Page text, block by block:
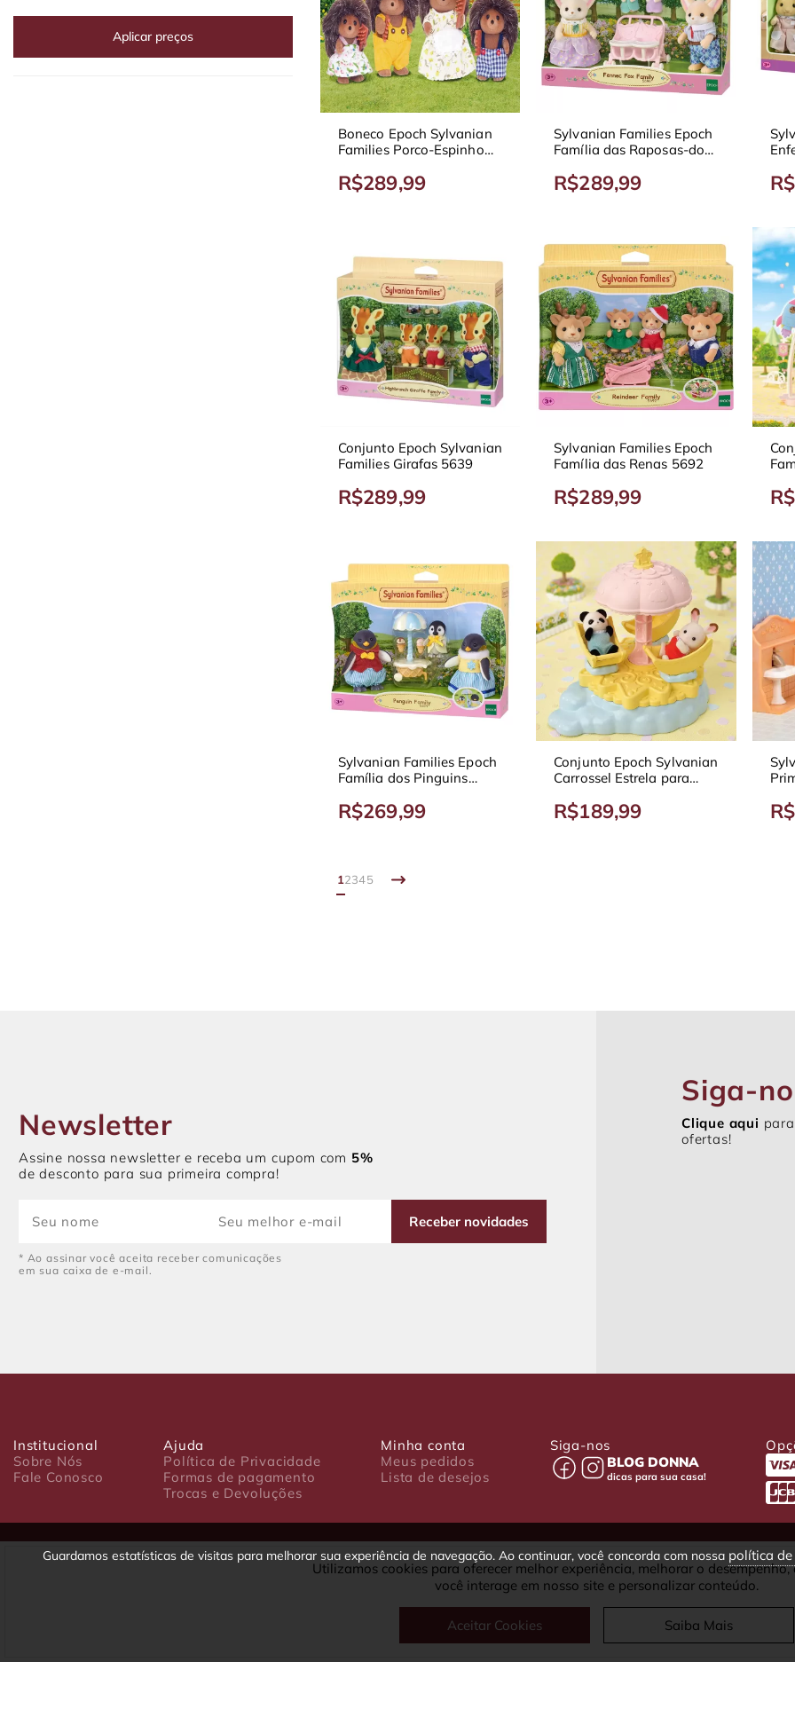
Aplicar preços
Boneco Epoch Sylvanian
Families Porco-Espinho
R$289,99
Sylvanian Families Epoch
Família das Raposas-do-
R$289,99
Conjunto Epoch Sylvanian
Families Girafas 5639
R$289,99
Sylvanian Families Epoch
Família das Renas 5692
R$289,99
Sylvanian Families Epoch
Família dos Pinguins
R$269,99
Conjunto Epoch Sylvanian
Carrossel Estrela para
R$189,99
12345
Newsletter
Assine nossa newsletter e receba um cupom com 5%
de desconto para sua primeira compra!
Receber novidades
* Ao assinar você aceita receber comunicações
em sua caixa de e-mail.
Siga-
Clique aqui
ofertas!
Institucional
Sobre Nós
Fale Conosco
Ajuda
Política de Privacidade
Formas de pagamento
Trocas e Devoluções
Minha conta
Meus pedidos
Lista de desejos
Siga-nos
BLOG DONNA
dicas para sua casa!
Luxo Comércio de Presentes Ltda. Av. João Gualberto, 1758 - CEP 80030-001 - Curitiba - PR
CNPJ: 22.245.892/0001-23 - Inscrição Estadual 90699488-79 - Fone/fax: (41) 4063-5302
Utilizamos cookies para oferecer melhor experiência, melhorar o
você interage em nosso site e personalizar conteúdo.
Aceitar Cookies Saiba Mais
Guardamos estatísticas de visitas para melhorar sua experiência de navegação. Ao continuar, você concorda com nossa política